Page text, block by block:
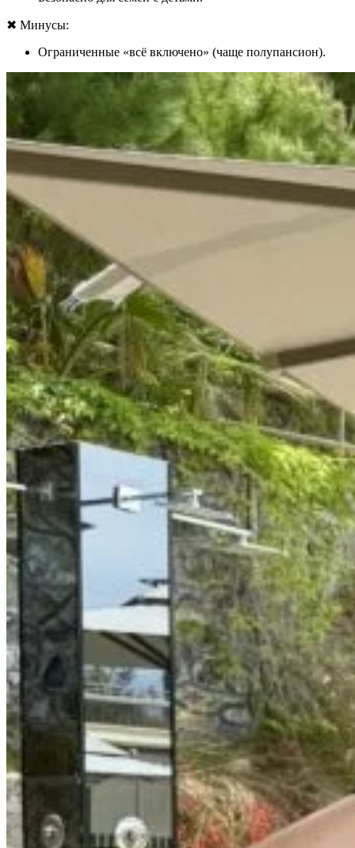
✖ Минусы:
Ограниченные «всё включено» (чаще полупансион).